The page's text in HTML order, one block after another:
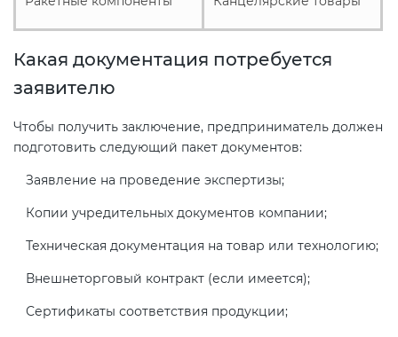
Какая документация потребуется
заявителю
Чтобы получить заключение, предприниматель должен
подготовить следующий пакет документов:
Заявление на проведение экспертизы;
Копии учредительных документов компании;
Техническая документация на товар или технологию;
Внешнеторговый контракт (если имеется);
Сертификаты соответствия продукции;